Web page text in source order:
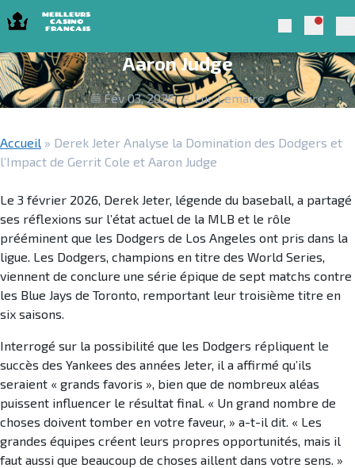
Skip to navigation
Skip to content
Meilleurs Casino Francais 2025
Search
Derek Jeter Analyse la Domination des
Dodgers et l’Impact de Gerrit Cole et
Aaron Judge
Fév 03, 2026 Luc Lemaire
Accueil » Derek Jeter Analyse la Domination des Dodgers et
l’Impact de Gerrit Cole et Aaron Judge
Le 3 février 2026, Derek Jeter, légende du baseball, a partagé
ses réflexions sur l’état actuel de la MLB et le rôle
prééminent que les Dodgers de Los Angeles ont pris dans la
ligue. Les Dodgers, champions en titre des World Series,
viennent de conclure une série épique de sept matchs contre
les Blue Jays de Toronto, remportant leur troisième titre en
six saisons.
Interrogé sur la possibilité que les Dodgers répliquent le
succès des Yankees des années Jeter, il a affirmé qu’ils
seraient « grands favoris », bien que de nombreux aléas
puissent influencer le résultat final. « Un grand nombre de
choses doivent tomber en votre faveur, » a-t-il dit. « Les
grandes équipes créent leurs propres opportunités, mais il
faut aussi que beaucoup de choses aillent dans votre sens. »